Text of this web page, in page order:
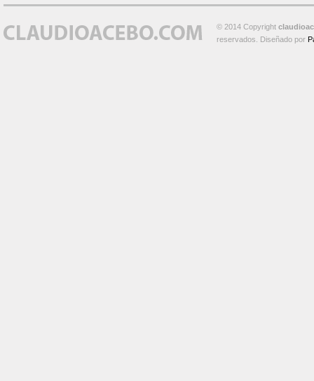
© 2014 Copyright
reservados. Diseñado por